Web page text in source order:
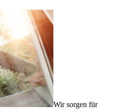
Wir sorgen für